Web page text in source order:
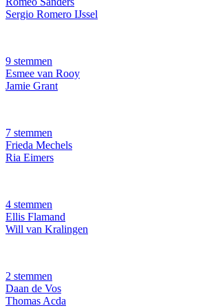
Sergio Romero IJssel
9 stemmen
Esmee van Rooy
Jamie Grant
7 stemmen
Frieda Mechels
Ria Eimers
4 stemmen
Ellis Flamand
Will van Kralingen
2 stemmen
Daan de Vos
Thomas Acda